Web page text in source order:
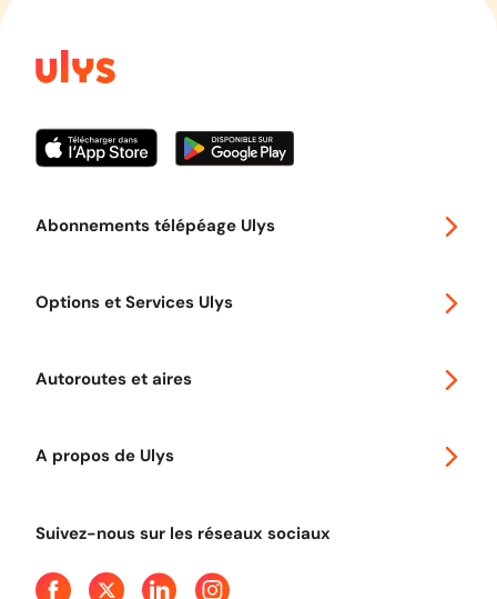
Abonnements télépéage Ulys
Options et Services Ulys
Autoroutes et aires
A propos de Ulys
Presse
Suivez-nous sur les réseaux sociaux